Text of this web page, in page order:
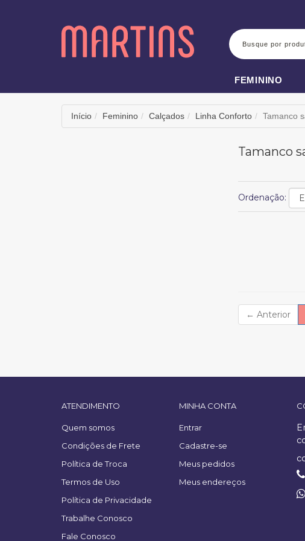
BUSCA
FEMININO
Início Feminino Calçados Linha Conforto Tamanco
Tamanco
Ordenação:
← Anterior
ATENDIMENTO
Quem somos
Condições de Frete
Política de Troca
Termos de Uso
Política de Privacidade
Trabalhe Conosco
Fale Conosco
MINHA CONTA
Entrar
Cadastre-se
Meus pedidos
Meus endereços